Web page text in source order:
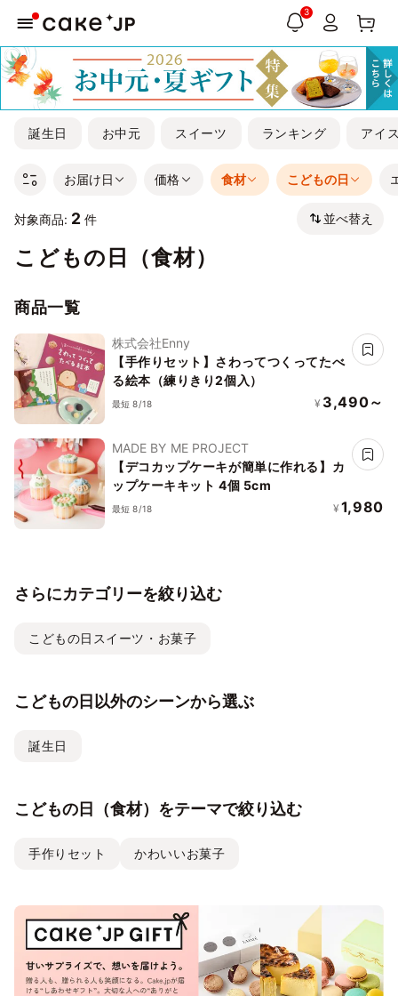
3
誕生日 お中元 スイーツ ランキング アイ
お届け日 価格 食材 こどもの日
対象商品: 2 件 並べ替え
こどもの日（食材）
商品一覧
株式会社Enny
【手作りセット】さわってつくってたべ
る絵本（練りきり2個入）
最短 8/18 ¥ 3,490～
MADE BY ME PROJECT
【デコカップケーキが簡単に作れる】カ
ップケーキキット 4個 5cm
最短 8/18 ¥ 1,980
さらにカテゴリーを絞り込む
こどもの日スイーツ・お菓子
こどもの日以外のシーンから選ぶ
誕生日
こどもの日（食材）をテーマで絞り込む
手作りセット かわいいお菓子